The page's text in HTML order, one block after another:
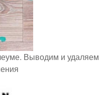
Выводим и удаляем